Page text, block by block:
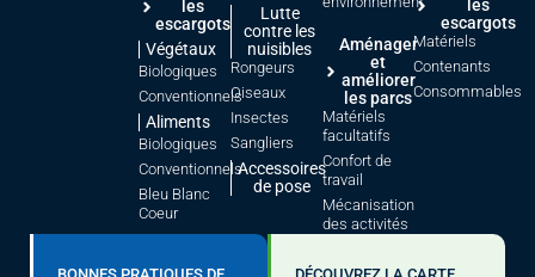
les
escargots
Végétaux
Biologiques
Conventionnels
Aliments
Biologiques
Conventionnels
Bleu Blanc
Coeur
Lutte
contre les
nuisibles
Rongeurs
Oiseaux
Insectes
Sangliers
Accessoires
de pose
Aménager
et
améliorer
les parcs
Matériels
facultatifs
Confort de
travail
Mécanisation
des activités
les
escargots
Matériels
Contenants
Consommables